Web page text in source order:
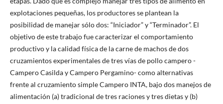
explotaciones pequeñas, los productores se plantean la
posibilidad de manejar sólo dos: “Iniciador” y “Terminador”. El
objetivo de este trabajo fue caracterizar el comportamiento
productivo y la calidad física de la carne de machos de dos
cruzamientos experimentales de tres vías de pollo campero -
Campero Casilda y Campero Pergamino- como alternativas
frente al cruzamiento simple Campero INTA, bajo dos manejos de
alimentación (a) tradicional de tres raciones y tres dietas y (b)